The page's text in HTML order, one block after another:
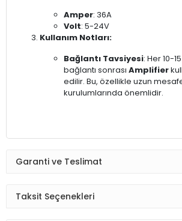
Amper: 36A
Volt: 5-24V
Kullanım Notları:
Bağlantı Tavsiyesi: Her 10-
bağlantı sonrası Amplifier
edilir. Bu, özellikle uzun
kurulumlarında önemlidir.
Garanti ve Teslimat
Taksit Seçenekleri